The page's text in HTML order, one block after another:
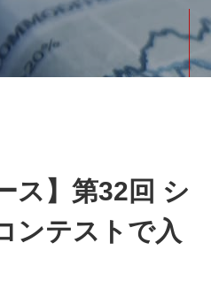
ス】第32回 シ
ンテストで入